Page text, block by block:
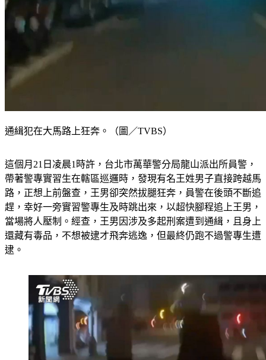
這個月21日凌晨1時許，台北市萬華警分局龍山派出所員警，
帶著警專實習生在轄區巡邏時，發現有名王姓男子直接跨越馬
路，正想上前盤查，王男卻突然拔腿狂奔，員警在後頭不斷追
趕，幸好一旁實習警專生及時跳出來，以超快腳程追上王男，
當場將人壓制。經查，王男因涉及多起刑案遭到通緝，且身上
還藏有毒品，不想被逮才飛奔逃逸，但最終仍跑不過警專生遭